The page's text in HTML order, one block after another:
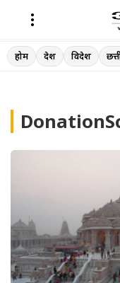
Skip
to
होम देश विदेश